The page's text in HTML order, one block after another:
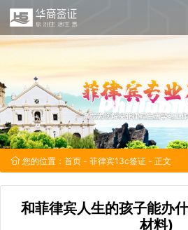
您的位置： 首页 - 菲律宾13c签证 - 正文
和菲律宾人生的孩子能办
材料)